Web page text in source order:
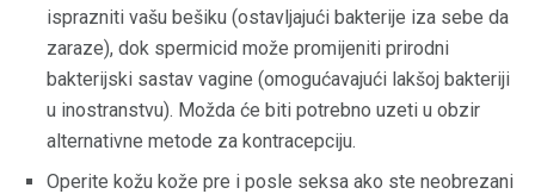
isprazniti vašu bešiku (ostavljajući bakterije iza sebe da
zaraze), dok spermicid može promijeniti prirodni
bakterijski sastav vagine (omogućavajući lakšoj bakteriji
u inostranstvu). Možda će biti potrebno uzeti u obzir
alternativne metode za kontracepciju.
Operite kožu kože pre i posle seksa ako ste neobrezani